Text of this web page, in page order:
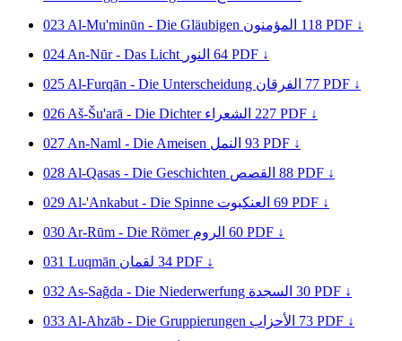
023 Al-Mu'minūn - Die Gläubigen المؤمنون 118 PDF ↓
024 An-Nūr - Das Licht النور 64 PDF ↓
025 Al-Furqān - Die Unterscheidung الفرقان 77 PDF ↓
026 Aš-Šu'arā - Die Dichter الشعراء 227 PDF ↓
027 An-Naml - Die Ameisen النمل 93 PDF ↓
028 Al-Qasas - Die Geschichten القصص 88 PDF ↓
029 Al-'Ankabut - Die Spinne العنكبوت 69 PDF ↓
030 Ar-Rūm - Die Römer الروم 60 PDF ↓
031 Luqmān لقمان 34 PDF ↓
032 As-Sağda - Die Niederwerfung السجدة 30 PDF ↓
033 Al-Ahzāb - Die Gruppierungen الأحزاب 73 PDF ↓